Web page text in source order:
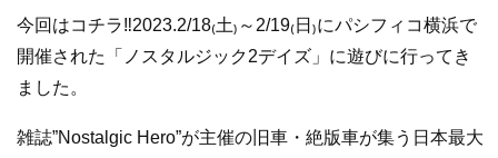
今回はコチラ‼︎2023.2/18₍土₎～2/19₍日₎にパシフィコ横浜で
開催された「ノスタルジック2デイズ」に遊びに行ってき
ました。
雑誌”Nostalgic Hero”が主催の旧車・絶版車が集う日本最大